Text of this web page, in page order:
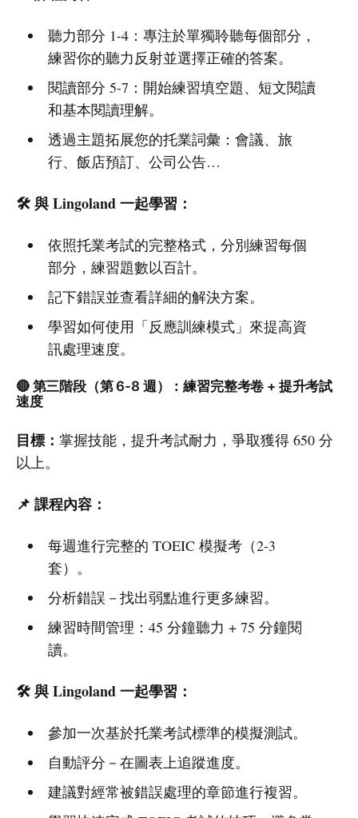
聽力部分 1-4：專注於單獨聆聽每個部分，
練習你的聽力反射並選擇正確的答案。
閱讀部分 5-7：開始練習填空題、短文閱讀
和基本閱讀理解。
透過主題拓展您的托業詞彙：會議、旅
行、飯店預訂、公司公告…
🛠️ 與 Lingoland 一起學習：
依照托業考試的完整格式，分別練習每個
部分，練習題數以百計。
記下錯誤並查看詳細的解決方案。
學習如何使用「反應訓練模式」來提高資
訊處理速度。
🔴 第三階段（第 6-8 週）：練習完整考卷 + 提升考試
速度
目標： 掌握技能，提升考試耐力，爭取獲得 650 分
以上。
📌 課程內容：
每週進行完整的 TOEIC 模擬考（2-3
套）。
分析錯誤－找出弱點進行更多練習。
練習時間管理：45 分鐘聽力 + 75 分鐘閱
讀。
🛠️ 與 Lingoland 一起學習：
參加一次基於托業考試標準的模擬測試。
自動評分－在圖表上追蹤進度。
建議對經常被錯誤處理的章節進行複習。